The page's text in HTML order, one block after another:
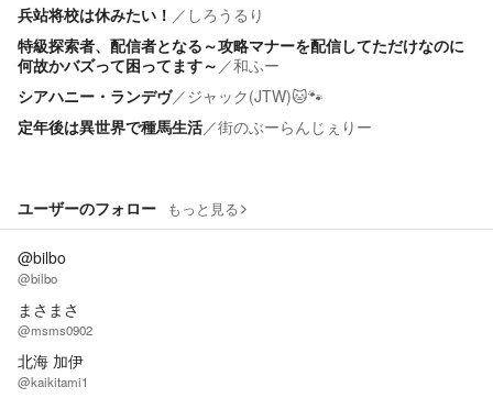
兵站将校は休みたい！ ／ しろうるり
特級探索者、配信者となる～攻略マナーを配信してただけなのに
何故かバズって困ってます～ ／和ふー
シアハニー・ランデヴ／ジャック(JTW)🐱🐾
定年後は異世界で種馬生活／街のぶーらんじぇりー
ユーザーのフォロー もっと見る
@bilbo
@bilbo
まさまさ
@msms0902
北海 加伊
@kaikitami1